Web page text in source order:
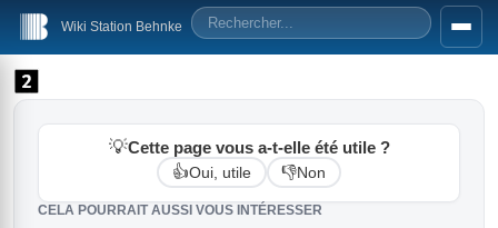
Wiki Station Behnke
💡Cette page vous a-t-elle été utile ?
👍Oui, utile 👎Non
CELA POURRAIT AUSSI VOUS INTÉRESSER